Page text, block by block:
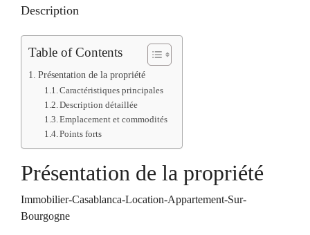
Description
Table of Contents
Présentation de la propriété
Caractéristiques principales
Description détaillée
Emplacement et commodités
Points forts
Présentation de la propriété
Immobilier-Casablanca-Location-Appartement-Sur-
Bourgogne